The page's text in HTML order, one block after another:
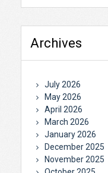
Archives
July 2026
May 2026
April 2026
March 2026
January 2026
December 2025
November 2025